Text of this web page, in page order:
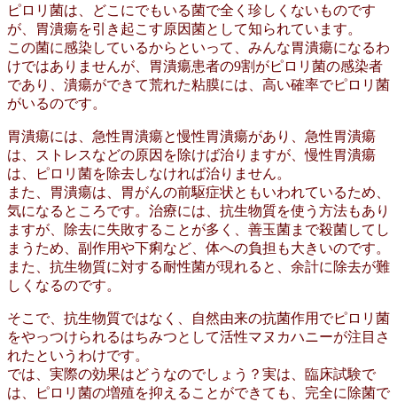
ピロリ菌は、どこにでもいる菌で全く珍しくないものです
が、胃潰瘍を引き起こす原因菌として知られています。
この菌に感染しているからといって、みんな胃潰瘍になるわ
けではありませんが、胃潰瘍患者の9割がピロリ菌の感染者
であり、潰瘍ができて荒れた粘膜には、高い確率でピロリ菌
がいるのです。
胃潰瘍には、急性胃潰瘍と慢性胃潰瘍があり、急性胃潰瘍
は、ストレスなどの原因を除けば治りますが、慢性胃潰瘍
は、ピロリ菌を除去しなければ治りません。
また、胃潰瘍は、胃がんの前駆症状ともいわれているため、
気になるところです。治療には、抗生物質を使う方法もあり
ますが、除去に失敗することが多く、善玉菌まで殺菌してし
まうため、副作用や下痢など、体への負担も大きいのです。
また、抗生物質に対する耐性菌が現れると、余計に除去が難
しくなるのです。
そこで、抗生物質ではなく、自然由来の抗菌作用でピロリ菌
をやっつけられるはちみつとして活性マヌカハニーが注目さ
れたというわけです。
では、実際の効果はどうなのでしょう？実は、臨床試験で
は、ピロリ菌の増殖を抑えることができても、完全に除菌で